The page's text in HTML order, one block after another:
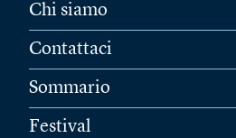
Chi siamo
Contattaci
Sommario
Festival